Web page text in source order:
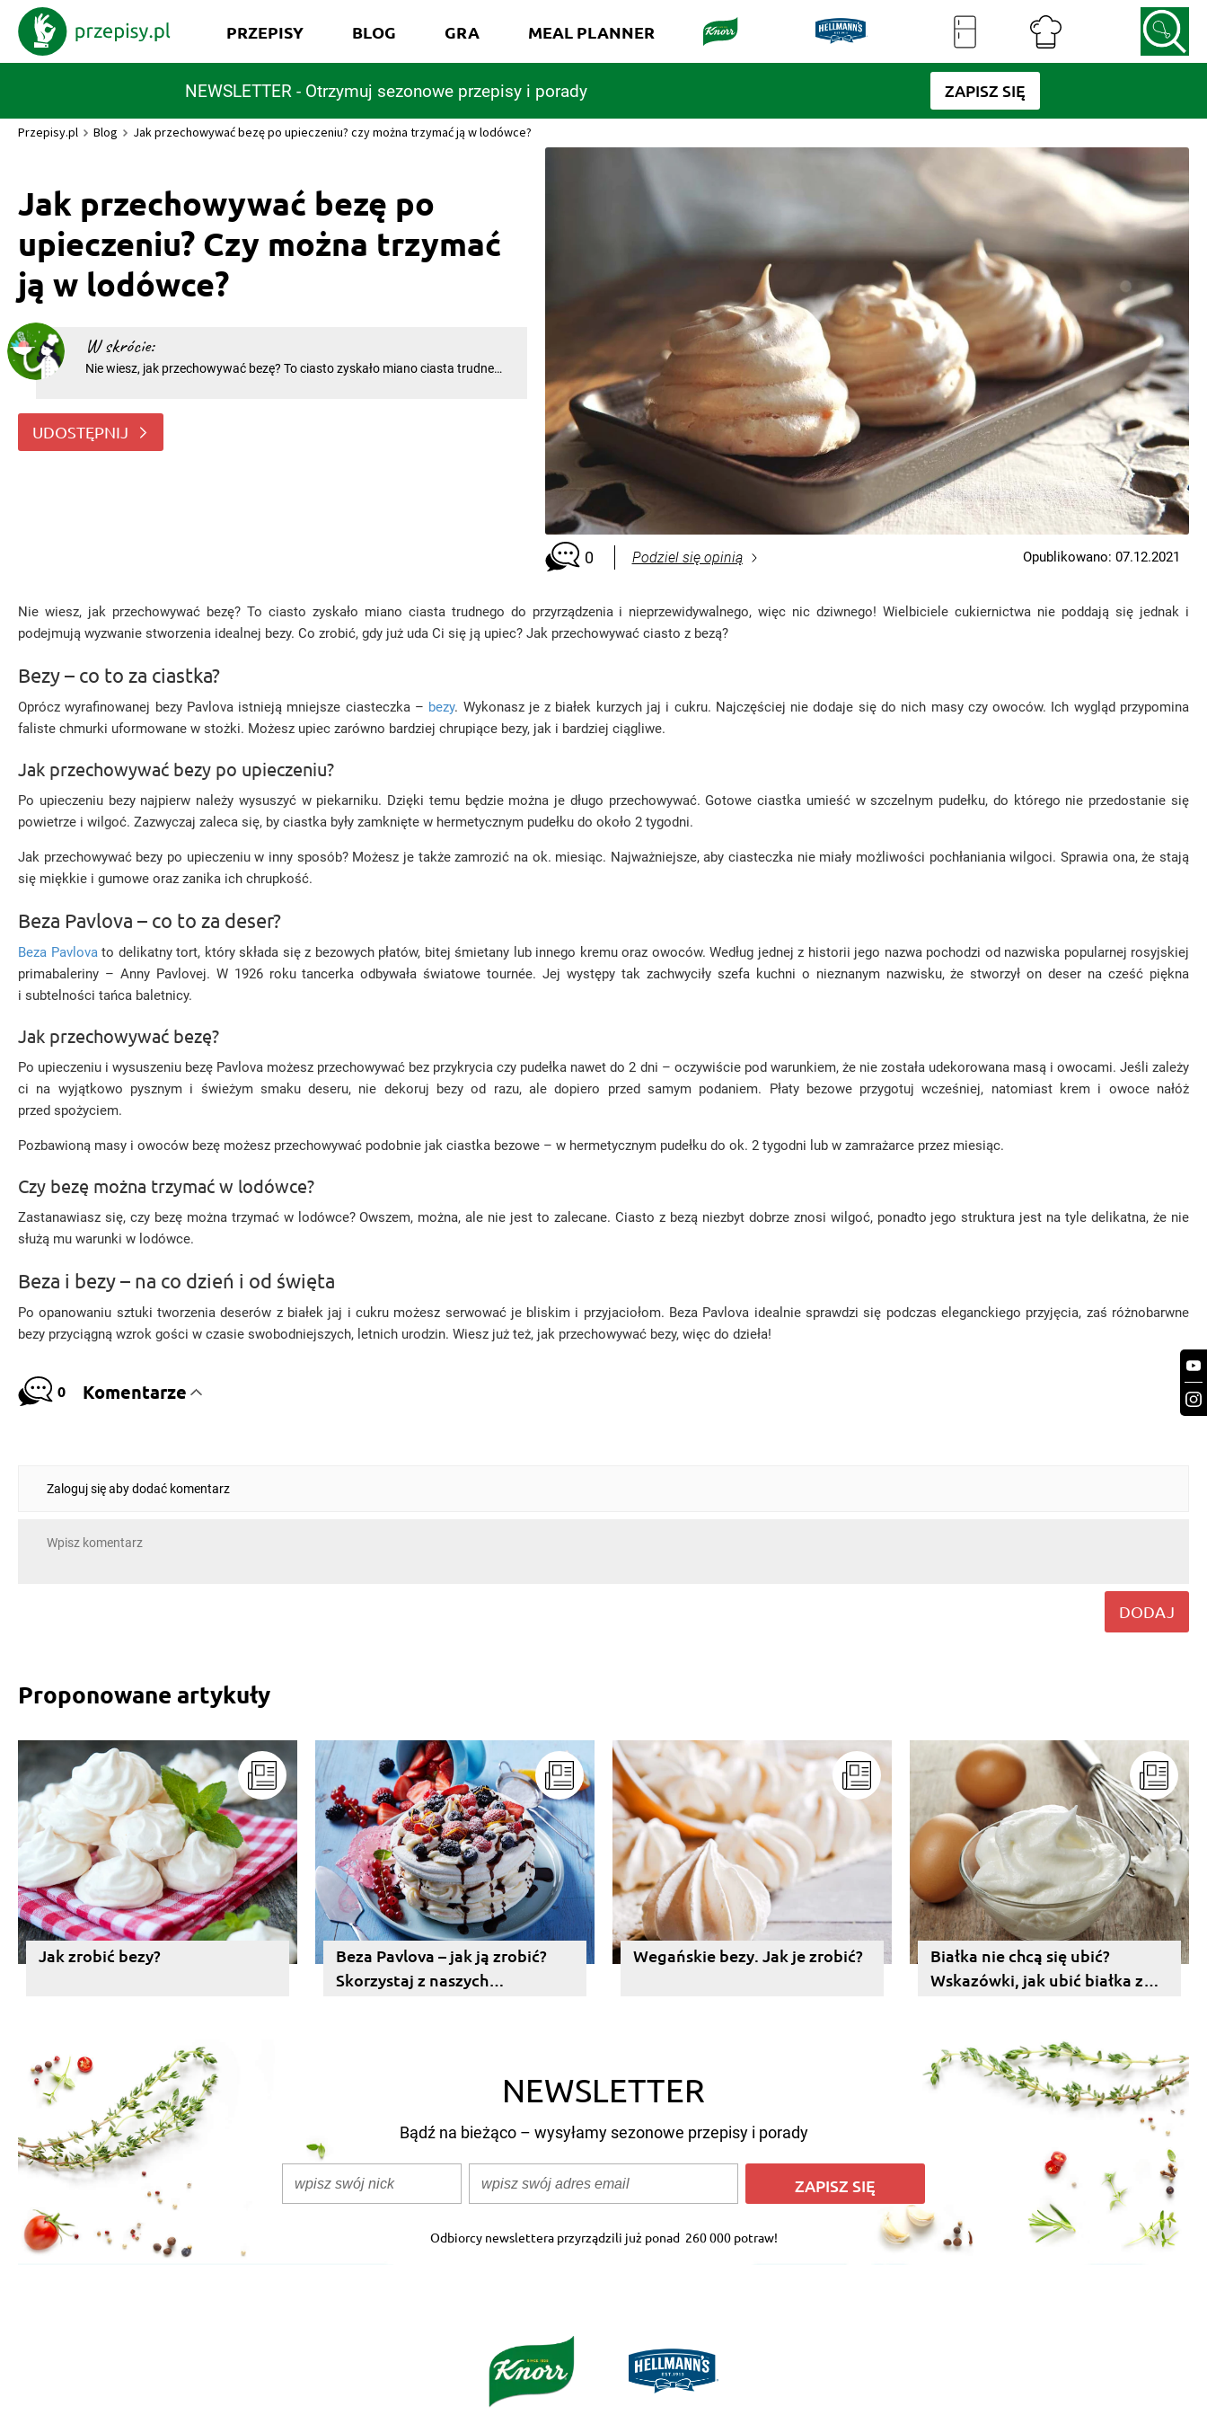
NEWSLETTER - Otrzymuj sezonowe przepisy i porady ZAPISZ SIĘ
PRZEPISY BLOG GRA MEAL PLANNER
Przepisy.pl Blog Jak przechowywać bezę po upieczeniu? czy można trzymać ją w lodówce?
Jak przechowywać bezę po
upieczeniu? Czy można trzymać
ją w lodówce?
W skrócie:
Nie wiesz, jak przechowywać bezę? To ciasto zyskało miano ciasta trudnego
idealnej bezy. Co zrobić, gdy już uda Ci si
UDOSTĘPNIJ
0 Podziel się opinią Opublikowano: 07.12.2021
Nie wiesz, jak przechowywać bezę? To ciasto zyskało miano ciasta trudnego do przyrządzenia i nieprzewidywalnego, więc nic dziwnego! Wielbiciele cukiernictwa nie poddają się jednak i
podejmują wyzwanie stworzenia idealnej bezy. Co zrobić, gdy już uda Ci się ją upiec? Jak przechowywać ciasto z bezą?
Bezy – co to za ciastka?
Oprócz wyrafinowanej bezy Pavlova istnieją mniejsze ciasteczka – bezy. Wykonasz je z białek kurzych jaj i cukru. Najczęściej nie dodaje się do nich masy czy owoców. Ich wygląd przypomina
faliste chmurki uformowane w stożki. Możesz upiec zarówno bardziej chrupiące bezy, jak i bardziej ciągliwe.
Jak przechowywać bezy po upieczeniu?
Po upieczeniu bezy najpierw należy wysuszyć w piekarniku. Dzięki temu będzie można je długo przechowywać. Gotowe ciastka umieść w szczelnym pudełku, do którego nie przedostanie się
powietrze i wilgoć. Zazwyczaj zaleca się, by ciastka były zamknięte w hermetycznym pudełku do około 2 tygodni.
Jak przechowywać bezy po upieczeniu w inny sposób? Możesz je także zamrozić na ok. miesiąc. Najważniejsze, aby ciasteczka nie miały możliwości pochłaniania wilgoci. Sprawia ona, że stają
się miękkie i gumowe oraz zanika ich chrupkość.
Beza Pavlova – co to za deser?
Beza Pavlovato delikatny tort, który składa się z bezowych płatów, bitej śmietany lub innego kremu oraz owoców. Według jednej z historii jego nazwa pochodzi od nazwiska popularnej rosyjskiej
primabaleriny – Anny Pavlovej. W 1926 roku tancerka odbywała światowe tournée. Jej występy tak zachwyciły szefa kuchni o nieznanym nazwisku, że stworzył on deser na cześć piękna
i subtelności tańca baletnicy.
Jak przechowywać bezę?
Po upieczeniu i wysuszeniu bezę Pavlova możesz przechowywać bez przykrycia czy pudełka nawet do 2 dni – oczywiście pod warunkiem, że nie została udekorowana masą i owocami. Jeśli zależy
ci na wyjątkowo pysznym i świeżym smaku deseru, nie dekoruj bezy od razu, ale dopiero przed samym podaniem. Płaty bezowe przygotuj wcześniej, natomiast krem i owoce nałóż
przed spożyciem.
Pozbawioną masy i owoców bezę możesz przechowywać podobnie jak ciastka bezowe – w hermetycznym pudełku do ok. 2 tygodni lub w zamrażarce przez miesiąc.
Czy bezę można trzymać w lodówce?
Zastanawiasz się, czy bezę można trzymać w lodówce? Owszem, można, ale nie jest to zalecane. Ciasto z bezą niezbyt dobrze znosi wilgoć, ponadto jego struktura jest na tyle delikatna, że nie
służą mu warunki w lodówce.
Beza i bezy – na co dzień i od święta
Po opanowaniu sztuki tworzenia deserów z białek jaj i cukru możesz serwować je bliskim i przyjaciołom. Beza Pavlova idealnie sprawdzi się podczas eleganckiego przyjęcia, zaś różnobarwne
bezy przyciągną wzrok gości w czasie swobodniejszych, letnich urodzin. Wiesz już też, jak przechowywać bezy, więc do dzieła!
0 Komentarze
Zaloguj się aby dodać komentarz
DODAJ
Proponowane artykuły
Jak zrobić bezy?
Beza Pavlova – jak ją zrobić?
Skorzystaj z naszych
Wegańskie bezy. Jak je zrobić?
Białka nie chcą się ubić?
Wskazówki, jak ubić białka z
NEWSLETTER
Bądź na bieżąco – wysyłamy sezonowe przepisy i porady
ZAPISZ SIĘ
Odbiorcy newslettera przyrządzili już ponad 260 000 potraw!